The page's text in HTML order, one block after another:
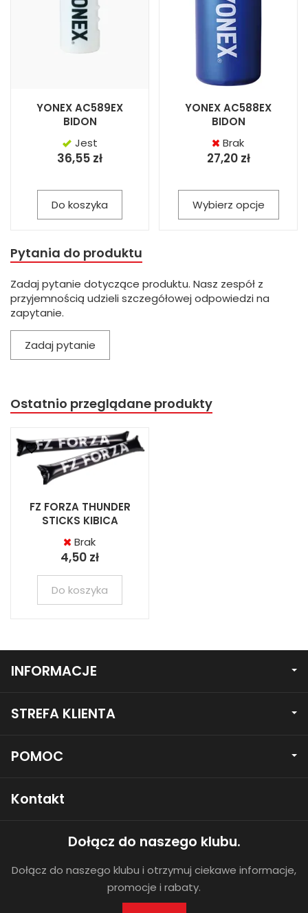
YONEX AC589EX
BIDON
Jest
36,55 zł
Do koszyka
YONEX AC588EX
BIDON
Brak
27,20 zł
Wybierz opcje
Pytania do produktu
Zadaj pytanie dotyczące produktu. Nasz zespół z
przyjemnością udzieli szczegółowej odpowiedzi na
zapytanie.
Zadaj pytanie
Ostatnio przeglądane produkty
FZ FORZA THUNDER
STICKS KIBICA
Brak
4,50 zł
Do koszyka
INFORMACJE
STREFA KLIENTA
POMOC
Kontakt
Dołącz do naszego klubu.
Dołącz do naszego klubu i otrzymuj ciekawe informacje,
promocje i rabaty.